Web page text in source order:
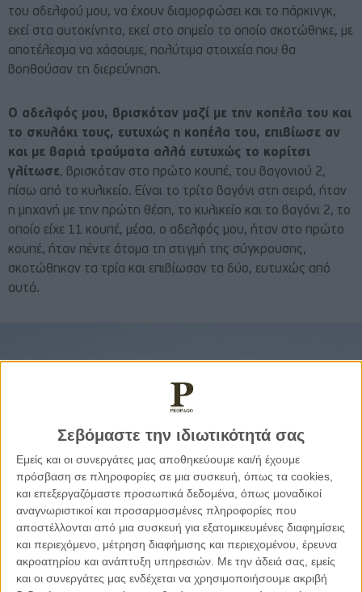
Σεβόμαστε την ιδιωτικότητά σας
Εμείς και οι συνεργάτες μας αποθηκεύουμε και/ή έχουμε
πρόσβαση σε πληροφορίες σε μια συσκευή, όπως τα cookies,
και επεξεργαζόμαστε προσωπικά δεδομένα, όπως μοναδικοί
αναγνωριστικοί και προσαρμοσμένες πληροφορίες που
αποστέλλονται από μια συσκευή για εξατομικευμένες διαφημίσεις
και περιεχόμενο, μέτρηση διαφήμισης και περιεχομένου, έρευνα
ακροατηρίου και ανάπτυξη υπηρεσιών. Με την άδειά σας, εμείς
και οι συνεργάτες μας ενδέχεται να χρησιμοποιήσουμε ακριβή
του αδελφού μου, να έχουν διαμορφώσει και το πάρκινγκ,
εκεί στα αυτοκίνητα, εκεί στο σημείο το οποίο σκοτώθηκε, με
αποτέλεσμα να χάσουμε, πολύτιμα στοιχεία που θα
βοηθούσαν τη διερεύνηση.
Ο αδελφός μου, βρισκόταν μαζί με την κοπέλα του και
το σκυλάκι τους, ευτυχώς η κοπέλα του, επιβίωσε αν
και με βαριά τραύματα αλλά ευτυχώς το κορίτσι
γλίτωσε, βρισκόταν στο πρώτο κουπέ, του βαγονιού 2,
πίσω από το κυλικείο. Είναι το τρίτο βαγόνι στη σειρά, ήταν
η μηχανή με την πρώτη θέση, το κυλικείο και το βαγόνι 2, το
οποίο είχε 11 κουπέ, μέσα, ο αδελφός μου, ήταν στο πρώτο
κουπέ, ήταν πέντε άτομα τη στιγμή της σύγκρουσης,
σκοτώθηκαν τα τρία και επιβίωσαν τα δύο, ευτυχώς από
αυτά.